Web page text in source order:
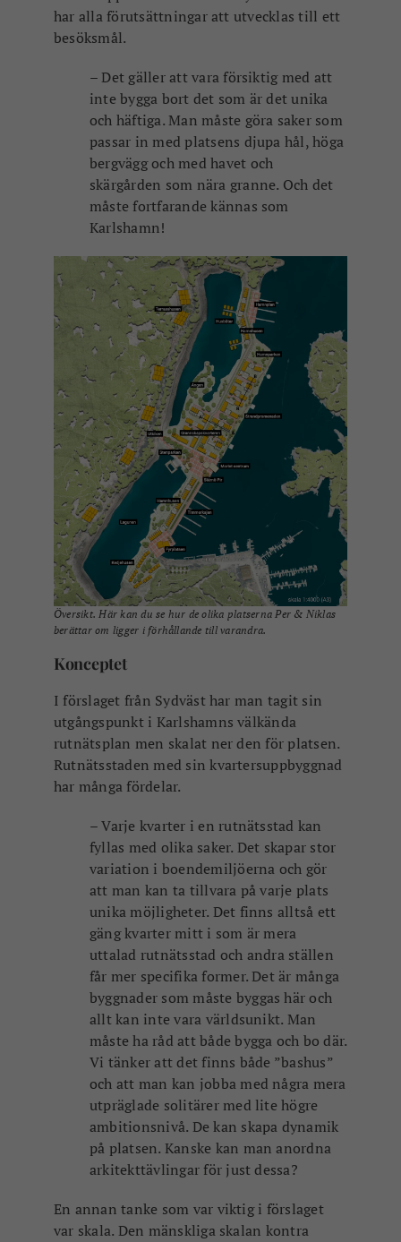
har alla förutsättningar att utvecklas till ett
besöksmål.
– Det gäller att vara försiktig med att
inte bygga bort det som är det unika
och häftiga. Man måste göra saker som
passar in med platsens djupa hål, höga
bergvägg och med havet och
skärgården som nära granne. Och det
måste fortfarande kännas som
Karlshamn!
Översikt. Här kan du se hur de olika platserna Per & Niklas
berättar om ligger i förhållande till varandra.
Konceptet
I förslaget från Sydväst har man tagit sin
utgångspunkt i Karlshamns välkända
rutnätsplan men skalat ner den för platsen.
Rutnätsstaden med sin kvartersuppbyggnad
har många fördelar.
– Varje kvarter i en rutnätsstad kan
fyllas med olika saker. Det skapar stor
variation i boendemiljöerna och gör
att man kan ta tillvara på varje plats
unika möjligheter. Det finns alltså ett
gäng kvarter mitt i som är mera
uttalad rutnätsstad och andra ställen
får mer specifika former. Det är många
byggnader som måste byggas här och
allt kan inte vara världsunikt. Man
måste ha råd att både bygga och bo där.
Vi tänker att det finns både ”bashus”
och att man kan jobba med några mera
utpräglade solitärer med lite högre
ambitionsnivå. De kan skapa dynamik
på platsen. Kanske kan man anordna
arkitekttävlingar för just dessa?
En annan tanke som var viktig i förslaget
var skala. Den mänskliga skalan kontra